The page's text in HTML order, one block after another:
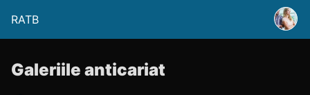
RATB
Galeriile anticariat